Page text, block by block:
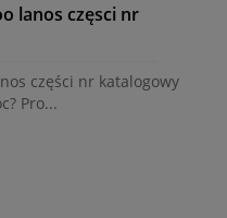
lanos częsci nr
części nr katalogowy
Pro...